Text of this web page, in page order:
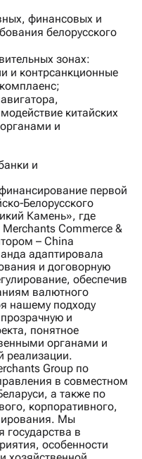
финансовых и
белорусского
зонах:
и контрсанкционные
китайских
и
и
первой
Камень», где
Commerce &
– China
адаптировала
и договорную
обеспечив
валютного
нашему подходу
и
понятное
органами и
реализации.
Group по
в совместном
а также по
корпоративного,
Мы
государства в
особенности